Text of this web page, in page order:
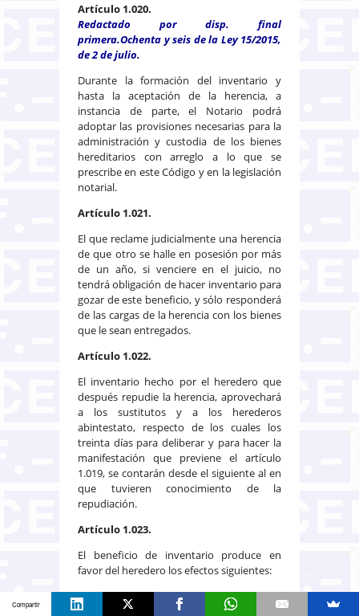
Artículo 1.020.
Redactado por disp. final
primera.Ochenta y seis de la Ley 15/2015,
de 2 de julio.
Durante la formación del inventario y
hasta la aceptación de la herencia, a
instancia de parte, el Notario podrá
adoptar las provisiones necesarias para la
administración y custodia de los bienes
hereditarios con arreglo a lo que se
prescribe en este Código y en la legislación
notarial.
Artículo 1.021.
El que reclame judicialmente una herencia
de que otro se halle en posesión por más
de un año, si venciere en el juicio, no
tendrá obligación de hacer inventario para
gozar de este beneficio, y sólo responderá
de las cargas de la herencia con los bienes
que le sean entregados.
Artículo 1.022.
El inventario hecho por el heredero que
después repudie la herencia, aprovechará
a los sustitutos y a los herederos
abintestato, respecto de los cuales los
treinta días para deliberar y para hacer la
manifestación que previene el artículo
1.019, se contarán desde el siguiente al en
que tuvieren conocimiento de la
repudiación.
Artículo 1.023.
El beneficio de inventario produce en
favor del heredero los efectos siguientes:
1.º El heredero no queda obligado a pagar
las deudas y demás cargas de la herencia
Compartir